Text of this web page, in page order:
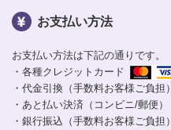
お支払い方法
お支払い方法は下記の通りです。
・各種クレジットカード
・代金引換（手数料お客様ご負担）
・あと払い決済（コンビニ/郵便）
・銀行振込（手数料お客様ご負担）